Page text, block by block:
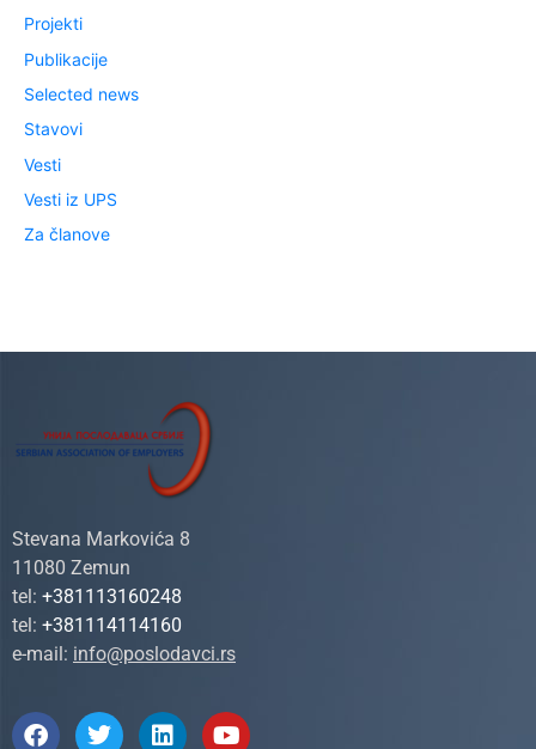
Projekti
Publikacije
Selected news
Stavovi
Vesti
Vesti iz UPS
Za članove
Stevana Markovića 8
11080 Zemun
tel: +381113160248
tel: +381114114160
e-mail: info@poslodavci.rs